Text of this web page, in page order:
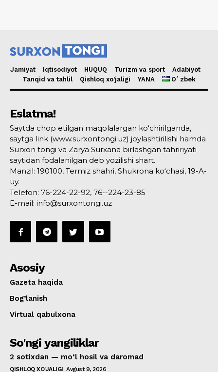
Jamiyat Iqtisodiyot HUQUQ Turizm va sport
Adabiyot
Tanqid va tahlil
Qishloq xo’jaligi YANA Oʻzbek
Eslatma!
Saytda chop etilgan maqolalargan ko‘chirilganda,
saytga link (www.surxontongi.uz) joylashtirilishi hamda
Surxon tongi va Zarya Surxana birlashgan tahririyati
saytidan fodalanilgan deb yozilishi shart.
Manzil: 190100, Termiz shahri, Shukrona ko‘chasi, 19-A-
uy.
Telefon: 76-224-22-92, 76--224-23-85
E-mail: info@surxontongi.uz
Asosiy
Gazeta haqida
Bog’lanish
Virtual qabulxona
So'ngi yangiliklar
2 sotixdan — mo‘l hosil va daromad
QISHLOQ XO'JALIGI Avgust 9, 2026